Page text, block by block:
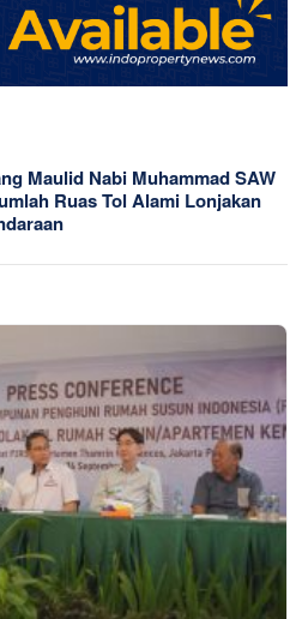
Maulid Nabi Muhammad SAW
Ruas Tol Alami Lonjakan